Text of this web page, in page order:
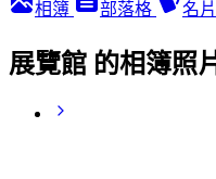
相簿 部落格 名片
展覽館 的相簿照